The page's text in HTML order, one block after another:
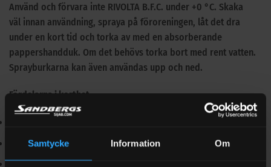
Samtycke Information Om
Använd och förvara inte RIVOLTA B.F.C. under +0 °C. Skaka
väl innan användning, spraya på föroreningen, låt det dra
under en kort tid och torka av med en absorberande
pappershandduk. Om det behövs torka bort med rent vatten.
Sprayburkarna kan även användas upp och ned.
Fördelarna i korthet
Multifunktionell i användning
Även i livsmedels-, läkemedels- & foderindustrin